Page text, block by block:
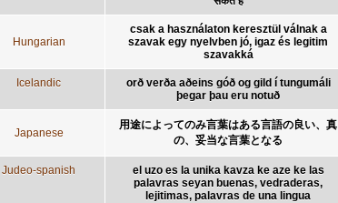
Hungarian
csak a használaton keresztül válnak a
szavak egy nyelvben jó, igaz és legitim
szavakká
Icelandic
orð verða aðeins góð og gild í tungumáli
þegar þau eru notuð
Japanese
用途によってのみ言葉はある言語の良い、真
の、妥当な言葉となる
Judeo-spanish
el uzo es la unika kavza ke aze ke las
palavras seyan buenas, vedraderas,
lejitimas, palavras de una lingua